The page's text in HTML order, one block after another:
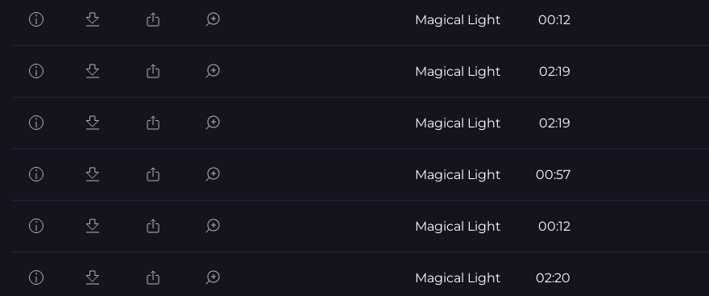
00:12
Magical Light
02:19
Magical Light
02:19
Magical Light
00:57
Magical Light
00:12
Magical Light
02:20
Magical Light